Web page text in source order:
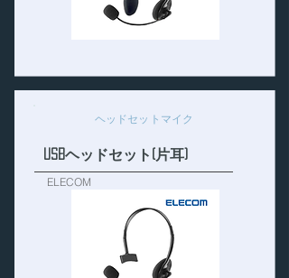
ヘッドセットマイク
USBヘッドセット(片耳)
ELECOM